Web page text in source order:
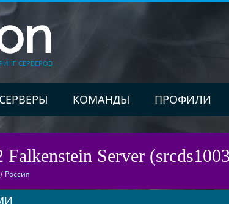
СЕРВЕРОВ
СЕРВЕРЫ КОМАНДЫ ПРОФИЛИ
Server
/ Россия